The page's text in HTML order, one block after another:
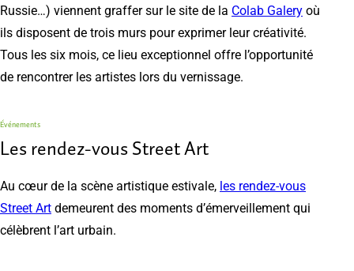
Russie…) viennent graffer sur le site de la Colab Galery où
ils disposent de trois murs pour exprimer leur créativité.
Tous les six mois, ce lieu exceptionnel offre l’opportunité
de rencontrer les artistes lors du vernissage.
Événements
Les rendez-vous Street Art
Au cœur de la scène artistique estivale, les rendez-vous
Street Art demeurent des moments d’émerveillement qui
célèbrent l’art urbain.